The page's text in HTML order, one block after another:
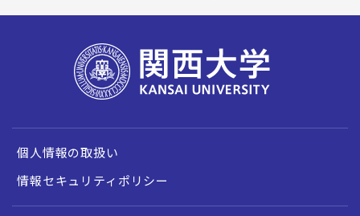
個人情報の取扱い
情報セキュリティポリシー